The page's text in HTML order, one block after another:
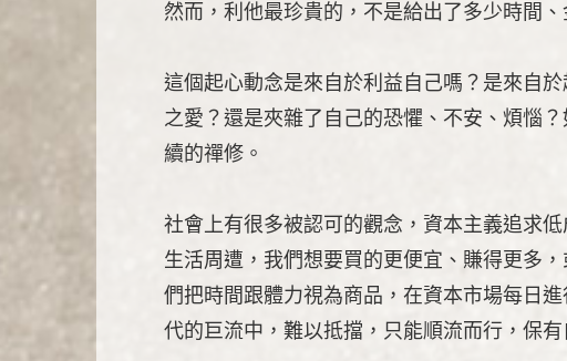
然而，利他最珍貴的，不是給出了多少時間
這個起心動念是來自於利益自己嗎？是來自
之愛？還是夾雜了自己的恐懼、不安、煩惱
續的禪修。
社會上有很多被認可的觀念，資本主義追求
生活周遭，我們想要買的更便宜、賺得更多
們把時間跟體力視為商品，在資本市場每日
代的巨流中，難以抵擋，只能順流而行，保有